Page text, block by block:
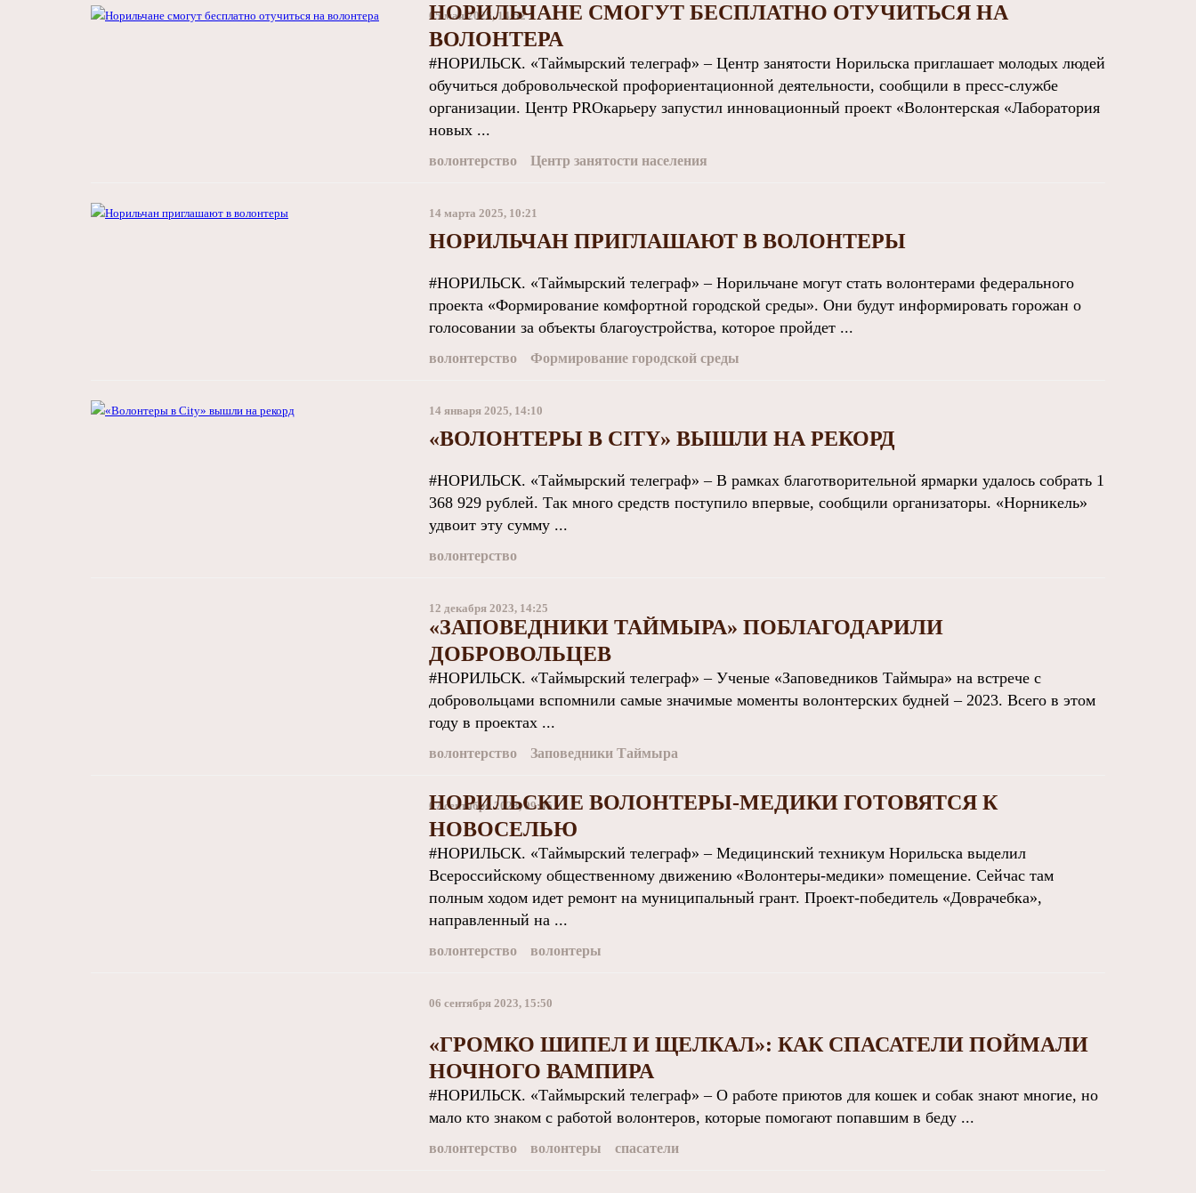
05 мая 2025, 14:52
НОРИЛЬЧАНЕ СМОГУТ БЕСПЛАТНО ОТУЧИТЬСЯ НА
ВОЛОНТЕРА
#НОРИЛЬСК. «Таймырский телеграф» – Центр занятости Норильска приглашает молодых людей
обучиться добровольческой профориентационной деятельности, сообщили в пресс-службе
организации. Центр PROкарьеру запустил инновационный проект «Волонтерская «Лаборатория
новых ...
волонтерство Центр занятости населения
14 марта 2025, 10:21
НОРИЛЬЧАН ПРИГЛАШАЮТ В ВОЛОНТЕРЫ
#НОРИЛЬСК. «Таймырский телеграф» – Норильчане могут стать волонтерами федерального
проекта «Формирование комфортной городской среды». Они будут информировать горожан о
голосовании за объекты благоустройства, которое пройдет ...
волонтерство Формирование городской среды
14 января 2025, 14:10
«ВОЛОНТЕРЫ В CITY» ВЫШЛИ НА РЕКОРД
#НОРИЛЬСК. «Таймырский телеграф» – В рамках благотворительной ярмарки удалось собрать 1
368 929 рублей. Так много средств поступило впервые, сообщили организаторы. «Норникель»
удвоит эту сумму ...
волонтерство
12 декабря 2023, 14:25
«ЗАПОВЕДНИКИ ТАЙМЫРА» ПОБЛАГОДАРИЛИ
ДОБРОВОЛЬЦЕВ
#НОРИЛЬСК. «Таймырский телеграф» – Ученые «Заповедников Таймыра» на встрече с
добровольцами вспомнили самые значимые моменты волонтерских будней – 2023. Всего в этом
году в проектах ...
волонтерство Заповедники Таймыра
07 сентября 2023, 09:45
НОРИЛЬСКИЕ ВОЛОНТЕРЫ-МЕДИКИ ГОТОВЯТСЯ К
НОВОСЕЛЬЮ
#НОРИЛЬСК. «Таймырский телеграф» – Медицинский техникум Норильска выделил
Всероссийскому общественному движению «Волонтеры-медики» помещение. Сейчас там
полным ходом идет ремонт на муниципальный грант. Проект-победитель «Доврачебка»,
направленный на ...
волонтерство волонтеры
06 сентября 2023, 15:50
«ГРОМКО ШИПЕЛ И ЩЕЛКАЛ»: КАК СПАСАТЕЛИ ПОЙМАЛИ
НОЧНОГО ВАМПИРА
#НОРИЛЬСК. «Таймырский телеграф» – О работе приютов для кошек и собак знают многие, но
мало кто знаком с работой волонтеров, которые помогают попавшим в беду ...
волонтерство волонтеры спасатели